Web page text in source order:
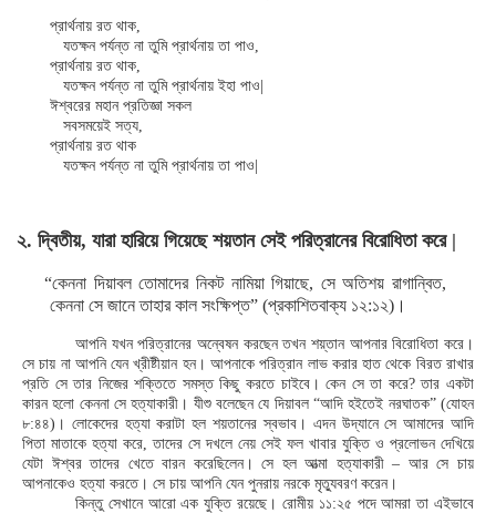
প্রার্থনায় রত থাক,
যতক্ষন পর্যন্ত না তুমি প্রার্থনায় তা পাও,
প্রার্থনায় রত থাক,
যতক্ষন পর্যন্ত না তুমি প্রার্থনায় ইহা পাও|
ঈশ্বরের মহান প্রতিজ্ঞা সকল
সবসময়েই সত্য,
প্রার্থনায় রত থাক
যতক্ষন পর্যন্ত না তুমি প্রার্থনায় তা পাও|
২. দ্বিতীয়, যারা হারিয়ে গিয়েছে শয়তান সেই পরিত্রানের বিরোধিতা করে |
“কেননা দিয়াবল তোমাদের নিকট নামিয়া গিয়াছে, সে অতিশয় রাগান্বিত,
কেননা সে জানে তাহার কাল সংক্ষিপ্ত” (প্রকাশিতবাক্য ১২:১২)।
আপনি যখন পরিত্রানের অন্বেষন করছেন তখন শয়্তান আপনার বিরোধিতা করে।
সে চায় না আপনি যেন খ্রীষ্টীয়ান হন। আপনাকে পরিত্রান লাভ করার হাত থেকে বিরত রাখার
প্রতি সে তার নিজের শক্তিতে সমস্ত কিছু করতে চাইবে। কেন সে তা করে? তার একটা
কারন হলো কেননা সে হত্যাকারী। যীশু বলেছেন যে দিয়াবল “আদি হইতেই নরঘাতক” (যোহন
৮:৪৪)। লোকেদের হত্যা করাটা হল শয়তানের স্বভাব। এদন উদ্যানে সে আমাদের আদি
পিতা মাতাকে হত্যা করে, তাদের সে দখলে নেয় সেই ফল খাবার যুক্তি ও প্রলোভন দেখিয়ে
যেটা ঈশ্বর তাদের খেতে বারন করেছিলেন। সে হল আত্মা হত্যাকারী – আর সে চায়
আপনাকেও হত্যা করতে। সে চায় আপনি যেন পুনরায় নরকে মৃত্যুবরণ করেন।
কিন্তু সেখানে আরো এক যুক্তি রয়েছে। রোমীয় ১১:২৫ পদে আমরা তা এইভাবে